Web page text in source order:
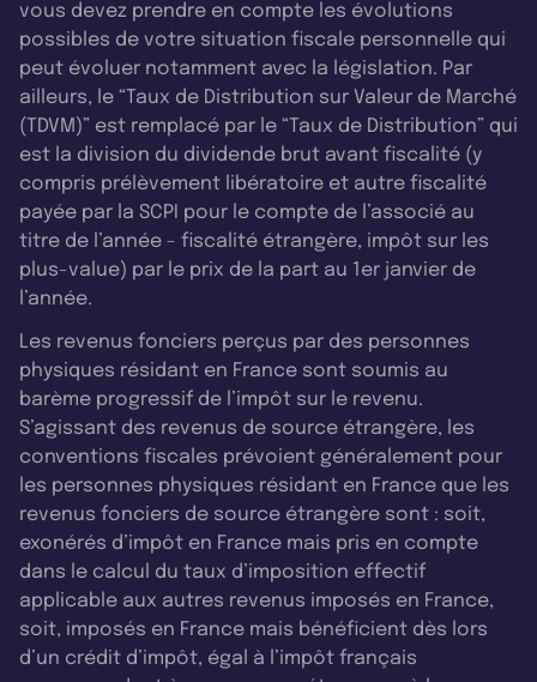
vous devez prendre en compte les évolutions
possibles de votre situation fiscale personnelle qui
peut évoluer notamment avec la législation. Par
ailleurs, le “Taux de Distribution sur Valeur de Marché
(TDVM)” est remplacé par le “Taux de Distribution” qui
est la division du dividende brut avant fiscalité (y
compris prélèvement libératoire et autre fiscalité
payée par la SCPI pour le compte de l’associé au
titre de l’année - fiscalité étrangère, impôt sur les
plus-value) par le prix de la part au 1er janvier de
l’année.
Les revenus fonciers perçus par des personnes
physiques résidant en France sont soumis au
barème progressif de l’impôt sur le revenu.
S’agissant des revenus de source étrangère, les
conventions fiscales prévoient généralement pour
les personnes physiques résidant en France que les
revenus fonciers de source étrangère sont : soit,
exonérés d’impôt en France mais pris en compte
dans le calcul du taux d’imposition effectif
applicable aux autres revenus imposés en France,
soit, imposés en France mais bénéficient dès lors
d’un crédit d’impôt, égal à l’impôt français